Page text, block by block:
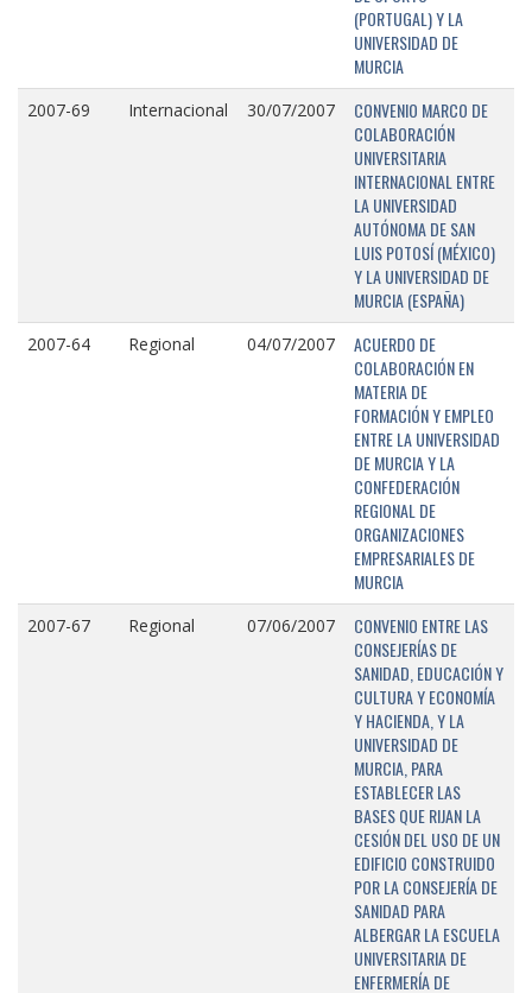
(PORTUGAL) Y LA
UNIVERSIDAD DE
MURCIA
2007-69 Internacional 30/07/2007
CONVENIO MARCO DE
COLABORACIÓN
UNIVERSITARIA
INTERNACIONAL ENTRE
LA UNIVERSIDAD
AUTÓNOMA DE SAN
LUIS POTOSÍ (MÉXICO)
Y LA UNIVERSIDAD DE
MURCIA (ESPAÑA)
2007-64 Regional 04/07/2007
ACUERDO DE
COLABORACIÓN EN
MATERIA DE
FORMACIÓN Y EMPLEO
ENTRE LA UNIVERSIDAD
DE MURCIA Y LA
CONFEDERACIÓN
REGIONAL DE
ORGANIZACIONES
EMPRESARIALES DE
MURCIA
2007-67 Regional 07/06/2007
CONVENIO ENTRE LAS
CONSEJERÍAS DE
SANIDAD, EDUCACIÓN Y
CULTURA Y ECONOMÍA
Y HACIENDA, Y LA
UNIVERSIDAD DE
MURCIA, PARA
ESTABLECER LAS
BASES QUE RIJAN LA
CESIÓN DEL USO DE UN
EDIFICIO CONSTRUIDO
POR LA CONSEJERÍA DE
SANIDAD PARA
ALBERGAR LA ESCUELA
UNIVERSITARIA DE
ENFERMERÍA DE